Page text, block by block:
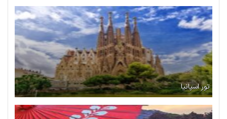
تور اسپانیا